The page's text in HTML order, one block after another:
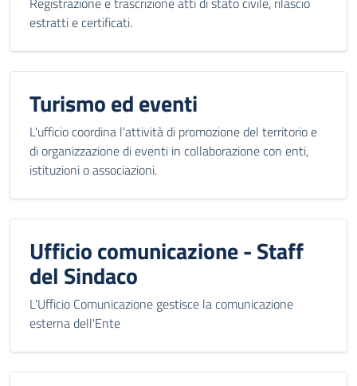
estratti e certificati.
Turismo ed eventi
L'ufficio coordina l'attività di promozione del territorio e
di organizzazione di eventi in collaborazione con enti,
istituzioni o associazioni.
Ufficio comunicazione - Staff
del Sindaco
L'Ufficio Comunicazione gestisce la comunicazione
esterna dell'Ente